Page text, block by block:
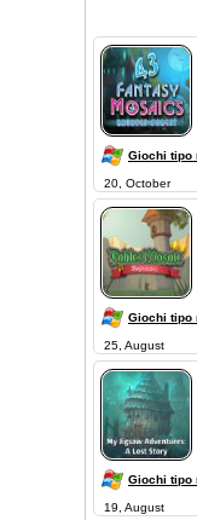
Giochi tipo
20, October
Giochi tipo
25, August
Giochi tipo
19, August